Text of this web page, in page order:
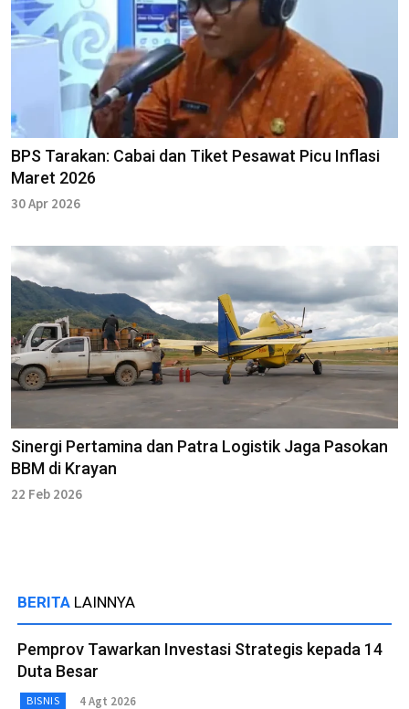
BPS Tarakan: Cabai dan Tiket Pesawat Picu Inflasi
Maret 2026
30 Apr 2026
Sinergi Pertamina dan Patra Logistik Jaga Pasokan
BBM di Krayan
22 Feb 2026
BERITA LAINNYA
Pemprov Tawarkan Investasi Strategis kepada 14
Duta Besar
BISNIS 4 Agt 2026